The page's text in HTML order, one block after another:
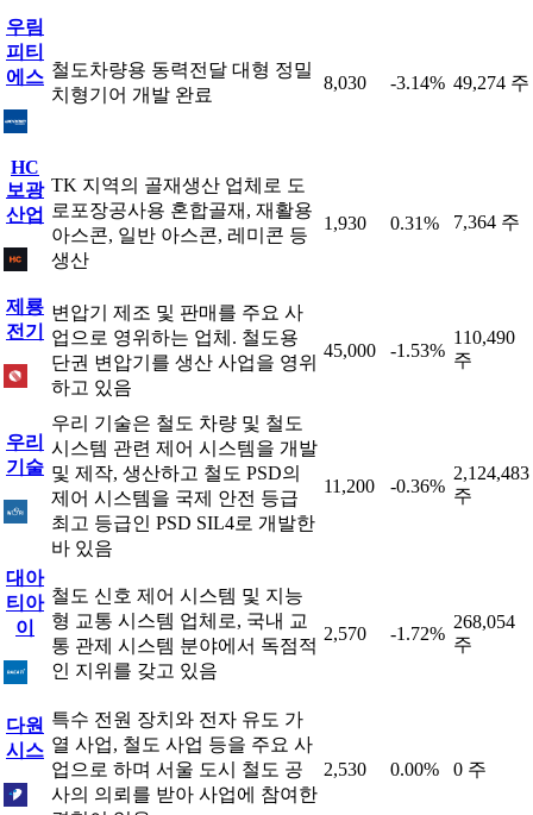
우림
피티
에스 철도차량용 동력전달 대형 정밀
치형기어 개발 완료
8,030 -3.14% 49,274 주
HC
보광
산업
TK 지역의 골재생산 업체로 도
로포장공사용 혼합골재, 재활용
아스콘, 일반 아스콘, 레미콘 등
생산
1,930 0.31% 7,364 주
제룡
전기
변압기 제조 및 판매를 주요 사
업으로 영위하는 업체. 철도용
단권 변압기를 생산 사업을 영위
하고 있음
45,000 -1.53%
110,490
주
우리
기술
우리 기술은 철도 차량 및 철도
시스템 관련 제어 시스템을 개발
및 제작, 생산하고 철도 PSD의
제어 시스템을 국제 안전 등급
최고 등급인 PSD SIL4로 개발한
바 있음
11,200 -0.36%
2,124,483
주
대아
티아
이
철도 신호 제어 시스템 및 지능
형 교통 시스템 업체로, 국내 교
통 관제 시스템 분야에서 독점적
인 지위를 갖고 있음
2,570 -1.72%
268,054
주
다원
시스
특수 전원 장치와 전자 유도 가
열 사업, 철도 사업 등을 주요 사
업으로 하며 서울 도시 철도 공
사의 의뢰를 받아 사업에 참여한
2,530 0.00% 0 주